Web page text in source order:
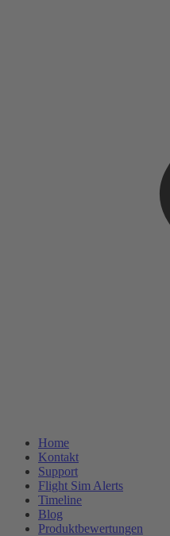
Home
Kontakt
Support
Flight Sim Alerts
Timeline
Blog
Produktbewertungen